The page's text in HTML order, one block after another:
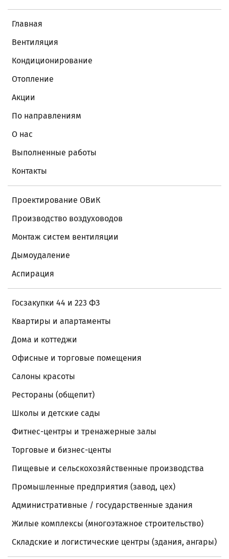
Главная
Вентиляция
Кондиционирование
Отопление
Акции
По направлениям
О нас
Выполненные работы
Контакты
Проектирование ОВиК
Производство воздуховодов
Монтаж систем вентиляции
Дымоудаление
Аспирация
Госзакупки 44 и 223 ФЗ
Квартиры и апартаменты
Дома и коттеджи
Офисные и торговые помещения
Салоны красоты
Рестораны (общепит)
Школы и детские сады
Фитнес-центры и тренажерные залы
Торговые и бизнес-центы
Пищевые и сельскохозяйственные производства
Промышленные предприятия (завод, цех)
Административные / государственные здания
Жилые комплексы (многоэтажное строительство)
Складские и логистические центры (здания, ангары)